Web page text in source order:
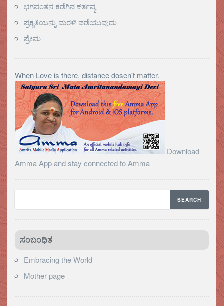
ಭಗವಂತನ ಕಡೆಗಿನ ಕರ್ತವ್ಯ
ಪ್ರಕೃತಿಯನ್ನು ಮರಳಿ ಪಡೆಯುವುದು
ಪ್ರೇಮ
When Love is there, distance dosen't matter.
Download
Amma App and stay connected to Amma
ಸಂಬಂಧಿತ
Embracing the World
Mother page